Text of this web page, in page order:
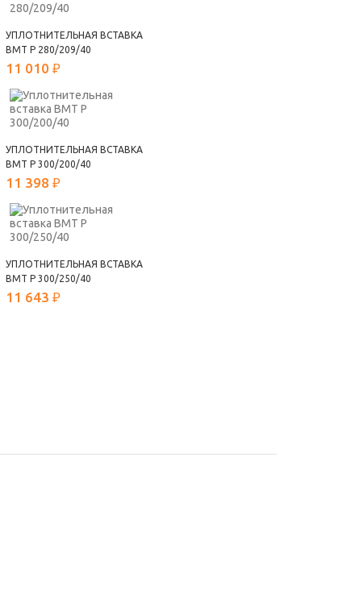
УПЛОТНИТЕЛЬНАЯ ВСТАВКА
ВМТ Р 280/209/40
11 010 ₽
УПЛОТНИТЕЛЬНАЯ ВСТАВКА
ВМТ Р 300/200/40
11 398 ₽
УПЛОТНИТЕЛЬНАЯ ВСТАВКА
ВМТ Р 300/250/40
11 643 ₽